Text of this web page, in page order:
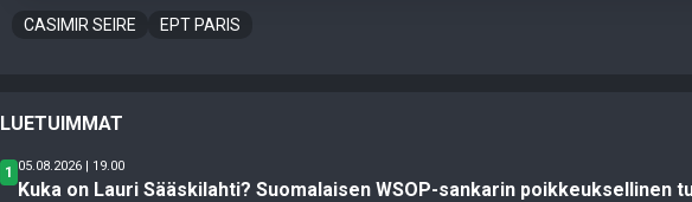
CASIMIR SEIRE EPT PARIS
LUETUIMMAT
1 05.08.2026 | 19.00
Kuka on Lauri Sääskilahti? Suomalaisen WSOP-sankarin poikkeuksellinen